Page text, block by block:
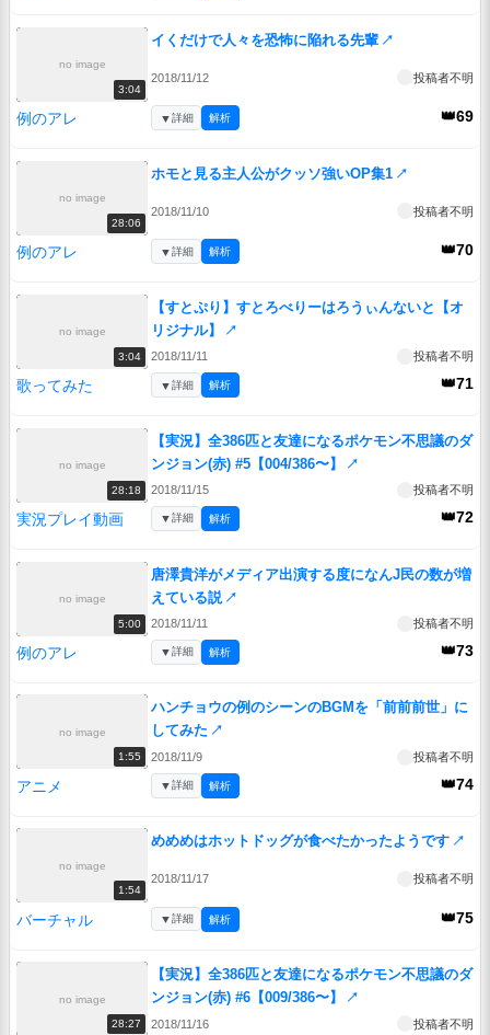
no image
3:04
イくだけで人々を恐怖に陥れる先輩 ↗
2018/11/12 投稿者不明
例のアレ 👑69
▼詳細 解析
no image
28:06
ホモと見る主人公がクッソ強いOP集1 ↗
2018/11/10 投稿者不明
例のアレ 👑70
▼詳細 解析
no image
3:04
【すとぷり】すとろべりーはろうぃんないと【オ
リジナル】
↗
2018/11/11 投稿者不明
歌ってみた 👑71
▼詳細 解析
no image
28:18
【実況】全386匹と友達になるポケモン不思議のダ
ンジョン(赤) #5【004/386〜】
↗
2018/11/15 投稿者不明
実況プレイ動画 👑72
▼詳細 解析
no image
5:00
唐澤貴洋がメディア出演する度になんJ民の数が増
えている説 ↗
2018/11/11 投稿者不明
例のアレ 👑73
▼詳細 解析
no image
1:55
ハンチョウの例のシーンのBGMを「前前前世」に
してみた ↗
2018/11/9 投稿者不明
アニメ 👑74
▼詳細 解析
no image
1:54
めめめはホットドッグが食べたかったようです ↗
2018/11/17 投稿者不明
バーチャル 👑75
▼詳細 解析
no image
28:27
【実況】全386匹と友達になるポケモン不思議のダ
ンジョン(赤) #6【009/386〜】
↗
2018/11/16 投稿者不明